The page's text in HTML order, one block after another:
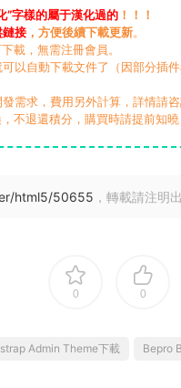
”字樣的屬于漢化過的 ！！！
鏈接 ，方便後續下載更新。
載，無需注冊會員。
以自動下載文件了（因部分插
需求，費用另外計算，詳情請咨
不退還積分，購買時請提前知曉
html5/50655 ，轉載請注明出
0 0
Admin Theme下載
Bepro